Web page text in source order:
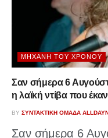
ΜΗΧΑΝΉ ΤΟΥ ΧΡΌΝΟΥ
Σαν σήμερα 6
η λαϊκή ντίβα που
BY ΣΥΝΤΑΚΤΙΚΉ ΟΜΆΔΑ
Σαν σήμερα 6